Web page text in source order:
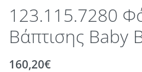
123.115.7280
Βάπτισης Baby
160,20€